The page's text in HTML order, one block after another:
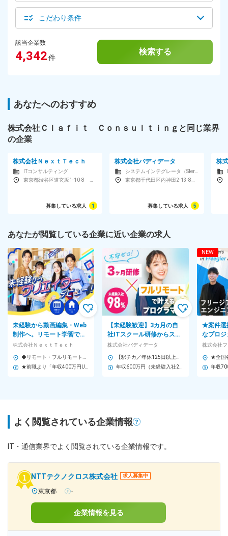
こだわり条件
該当企業数
4,342件
検索する
あなたへのおすすめ
株式会社Ｃｌａｆｉｔ Ｃｏｎｓｕｌｔｉｎｇと同じ業界
の企業
株式会社ＮｅｘｔＴｅｃｈ
ITコンサルティング
募集している求人 1
株式会社バディデータ
募集している求人 5
株
あなたが閲覧している企業に近い企業の求人
未経験から動画編集・Web
制作へ。リモート学習で、
あなたの『なりたい』を叶
株式会社ＮｅｘｔＴｅｃｈ
【未経験歓迎】3カ月の自
社ITスクール研修からスタ
ート⇒9カ月のOJT研修⇒IT
デビュー！
株式会社バディデータ
NEW
★案件選
なプロジ
参画★残
株式会社
年収
よく閲覧されている企業情報
IT・通信業界でよく閲覧されている企業情報です。
NTTテクノクロス株式会社 求人募集中
東京都 -
企業情報を見る